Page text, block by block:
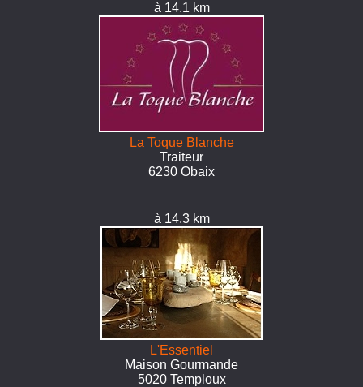
à 14.1 km
La Toque Blanche
Traiteur
6230 Obaix
à 14.3 km
L'Essentiel
Maison Gourmande
5020 Temploux